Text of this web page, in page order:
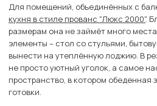
Для помещений, объединённых с
кухня в стиле прованс "Люкс 2000".
размерам она не займёт много
элементы – стол со стульями,
вынести на утеплённую лоджию. В
не просто уютный уголок, а самое
пространство, в котором обеденная
готовки.